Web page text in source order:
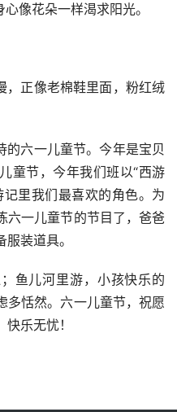
像花朵一样渴求阳光。
，正像老棉鞋里面，粉红绒
的六一儿童节。今年是宝贝
童节，今年我们班以“西游
里我们最喜欢的角色。为
六一儿童节的节目了，爸爸
装道具。
鱼儿河里游，小孩快乐的
多恬然。六一儿童节，祝愿
乐无忧！